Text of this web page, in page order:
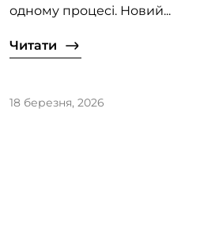
одному процесі. Новий...
Читати
18 березня, 2026